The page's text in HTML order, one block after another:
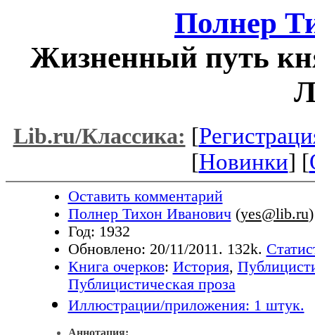
Полнер
Жизненный путь
Lib.ru/Классика: [
[Новинки] [
Оставить комментарий
Полнер Тихон Иванович(yes@lib.ru)
Год: 1932
Обновлено: 20/11/2011. 132k.
Книга очерков: История,
Публицистическая проза
Иллюстрации/приложения: 1 штук.
Аннотация: